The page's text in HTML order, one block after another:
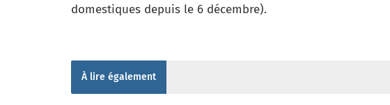
domestiques depuis le 6 décembre).
À lire également